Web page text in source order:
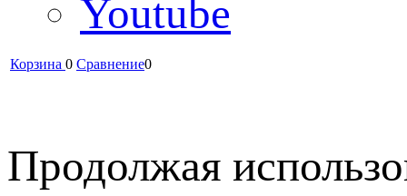
Youtube
Корзина 0 Сравнение0
Продолжая